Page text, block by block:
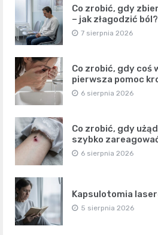
Co zrobić, gdy
– jak złagodzić ból?
7 sierpnia 2026
Co zrobić, gdy coś
pierwsza pomoc
6 sierpnia 2026
Co zrobić, gdy
szybko
6 sierpnia 2026
Kapsulotomia
5 sierpnia 2026